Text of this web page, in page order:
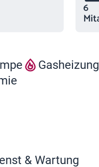
6
Gasheizung
& Wartung